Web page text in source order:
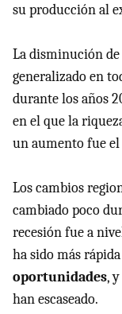
su producción al
La disminución
generalizado en
durante los años
en el que la
un aumento fue el
Los cambios
cambiado poco
recesión fue a
ha sido más
oportunidades,
han escaseado.